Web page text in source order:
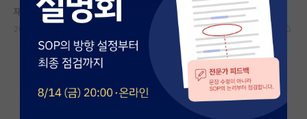
커뮤니티
커뮤니티 홈
전체글보기
베스트 게시판
재치있는 맹자